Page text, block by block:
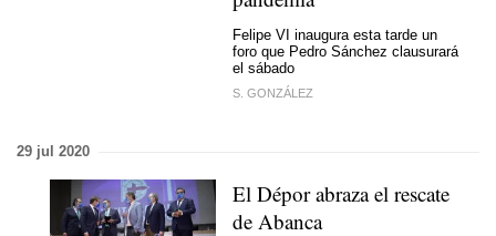
Felipe VI inaugura esta tarde un
foro que Pedro Sánchez clausurará
el sábado
S. GONZÁLEZ
29 jul 2020
El Dépor abraza el rescate
de Abanca